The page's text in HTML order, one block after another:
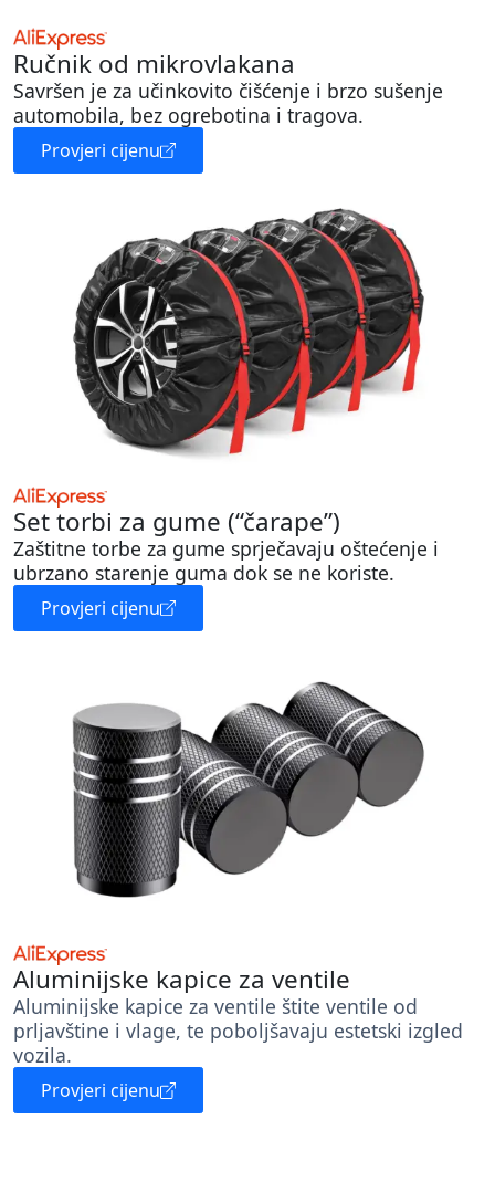
Ručnik od mikrovlakana
Savršen je za učinkovito čišćenje i brzo sušenje
automobila, bez ogrebotina i tragova.
Provjeri cijenu
Set torbi za gume (“čarape”)
Zaštitne torbe za gume sprječavaju oštećenje i
ubrzano starenje guma dok se ne koriste.
Provjeri cijenu
Aluminijske kapice za ventile
Aluminijske kapice za ventile štite ventile od
prljavštine i vlage, te poboljšavaju estetski izgled
vozila.
Provjeri cijenu